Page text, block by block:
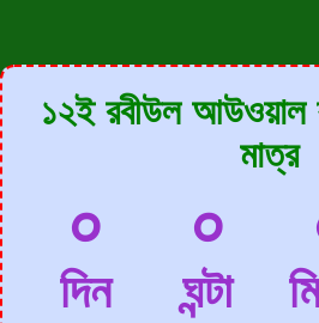
১২ই রবীউল আউওয়াল
মাত্র
০
দিন
০
ঘন্টা